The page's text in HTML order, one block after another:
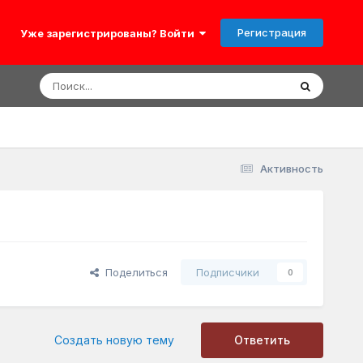
Уже зарегистрированы? Войти Регистрация
Активность
Поделиться Подписчики 0
Ответить
Создать новую тему